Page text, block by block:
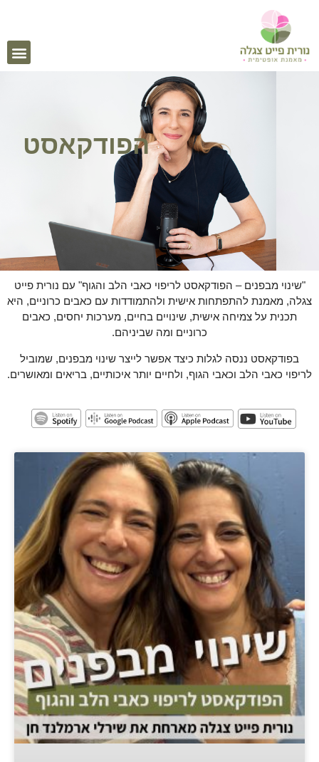
הפודקאסט
"שינוי מבפנים – הפודקאסט לריפוי כאבי הלב והגוף" עם נורית פייט
צגלה, מאמנת להתפתחות אישית ולהתמודדות עם כאבים כרוניים, היא
תכנית על צמיחה אישית, שינויים בחיים, מערכות יחסים, כאבים
כרוניים ומה שביניהם.
בפודקאסט ננסה לגלות כיצד אפשר לייצר שינוי מבפנים, שמוביל
לריפוי כאבי הלב וכאבי הגוף, ולחיים יותר איכותיים, בריאים ומאושרים.